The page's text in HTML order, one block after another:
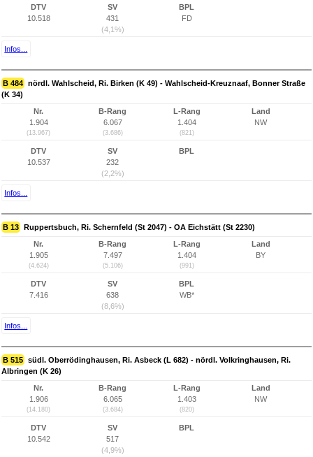
DTV
10.518
SV
431
(4,1%)
BPL
FD
Infos...
B 484 nördl. Wahlscheid, Ri. Birken (K 49) - Wahlscheid-Kreuznaaf, Bonner Straße
(K 34)
Nr.
1.904
(13.967)
B-Rang
6.067
(3.686)
L-Rang
1.404
(821)
Land
NW
DTV
10.537
SV
232
(2,2%)
BPL
Infos...
B 13 Ruppertsbuch, Ri. Schernfeld (St 2047) - OA Eichstätt (St 2230)
Nr.
1.905
(4.624)
B-Rang
7.497
(5.106)
L-Rang
1.404
(991)
Land
BY
DTV
7.416
SV
638
(8,6%)
BPL
WB*
Infos...
B 515 südl. Oberrödinghausen, Ri. Asbeck (L 682) - nördl. Volkringhausen, Ri.
Albringen (K 26)
Nr.
1.906
(14.180)
B-Rang
6.065
(3.684)
L-Rang
1.403
(820)
Land
NW
DTV
10.542
SV
517
(4,9%)
BPL